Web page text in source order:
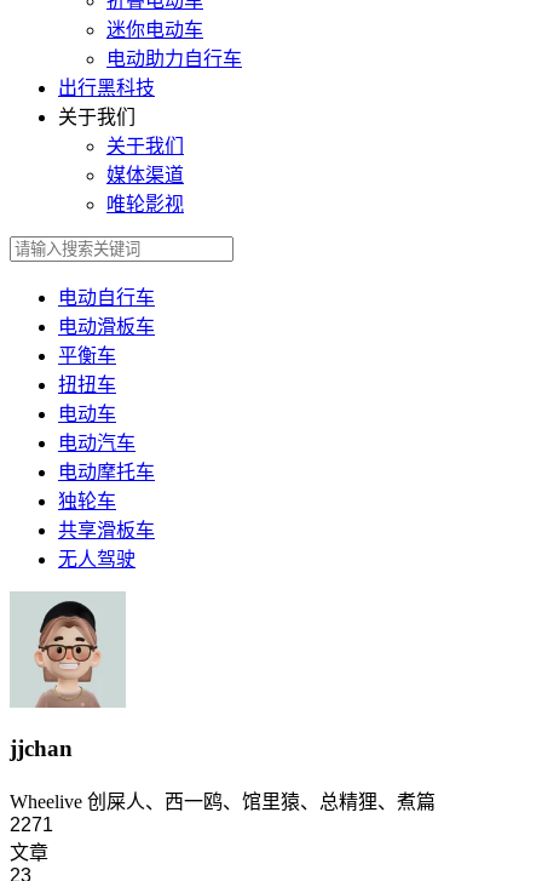
迷你电动车
电动助力自行车
出行黑科技
关于我们
关于我们
媒体渠道
唯轮影视
电动自行车
电动滑板车
平衡车
扭扭车
电动车
电动汽车
电动摩托车
独轮车
共享滑板车
无人驾驶
jjchan
Wheelive 创屎人、西一鸥、馆里猿、总精狸、煮篇
2271
文章
23